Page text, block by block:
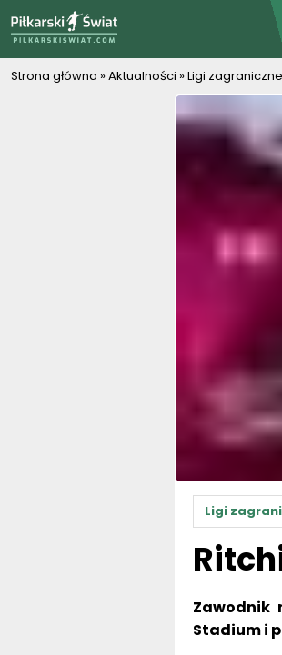
Strona główna »Aktualności »Ligi zagraniczne
Ligi
Zawodnik
Stadium i